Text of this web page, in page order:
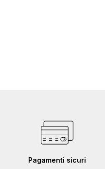
Pagamenti sicuri